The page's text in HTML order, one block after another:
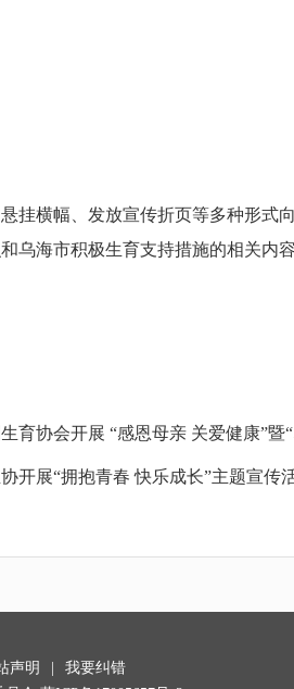
横幅、发放宣传折页等多种形式向
乌海市积极生育支持措施的相关内
育协会开展 “感恩母亲 关爱健康”暨
开展“拥抱青春 快乐成长”主题宣传
声明
我要纠错